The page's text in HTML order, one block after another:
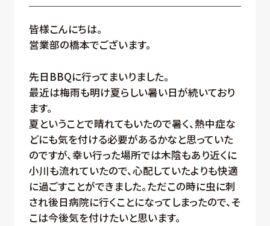
皆様こんにちは。
営業部の橋本でございます。
先日BBQに行ってまいりました。
最近は梅雨も明け夏らしい暑い日が続いており
ます。
夏ということで晴れてもいたので暑く、熱中症な
どにも気を付ける必要があるかなと思っていた
のですが、幸い行った場所では木陰もあり近くに
小川も流れていたので、心配していたよりも快適
に過ごすことができました。ただこの時に虫に刺
され後日病院に行くことになってしまったので、そ
こは今後気を付けたいと思います。